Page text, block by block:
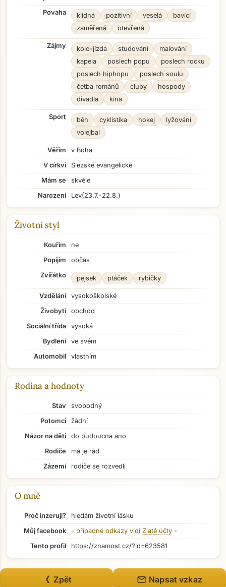
Povaha klidná pozitivní veselá
bavící
zaměřená
otevřená
Zájmy kolo-jízda studování
malování
kapela
poslech popu
poslech rocku
poslech hiphopu
poslech soulu
četba románů
cluby
hospody
divadla
kina
Sport běh cyklistika hokej
lyžování
volejbal
Věřím
v Boha
V církvi
Slezské evangelické
Mám se
skvěle
Narození
Lev(23.7.-22.8.)
Životní styl
Kouřím
ne
Popíjím
občas
Zvířátko
pejsek ptáček rybičky
Vzdělání
vysokoškolské
Živobytí
obchod
Sociální třída
vysoká
Bydlení
ve svém
Automobil
vlastním
Rodina a hodnoty
Stav
svobodný
Potomci
žádní
Názor na děti
do budoucna ano
Rodiče
má je rád
Zázemí
rodiče se rozvedli
O mně
Proč inzeruji?
hledám životní lásku
Můj facebook
- případné odkazy vidí Zlaté účty -
Tento profil
https://znamost.cz/?id=623581
《 Zpět mail Napsat vzkaz